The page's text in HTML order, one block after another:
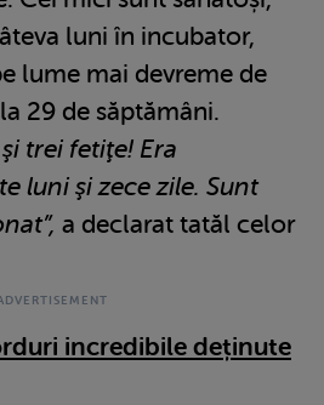
luni în incubator,
lume mai devreme de
29 de săptămâni.
trei fetiţe! Era
luni şi zece zile. Sunt
a declarat tatăl celor
incredibile deținute